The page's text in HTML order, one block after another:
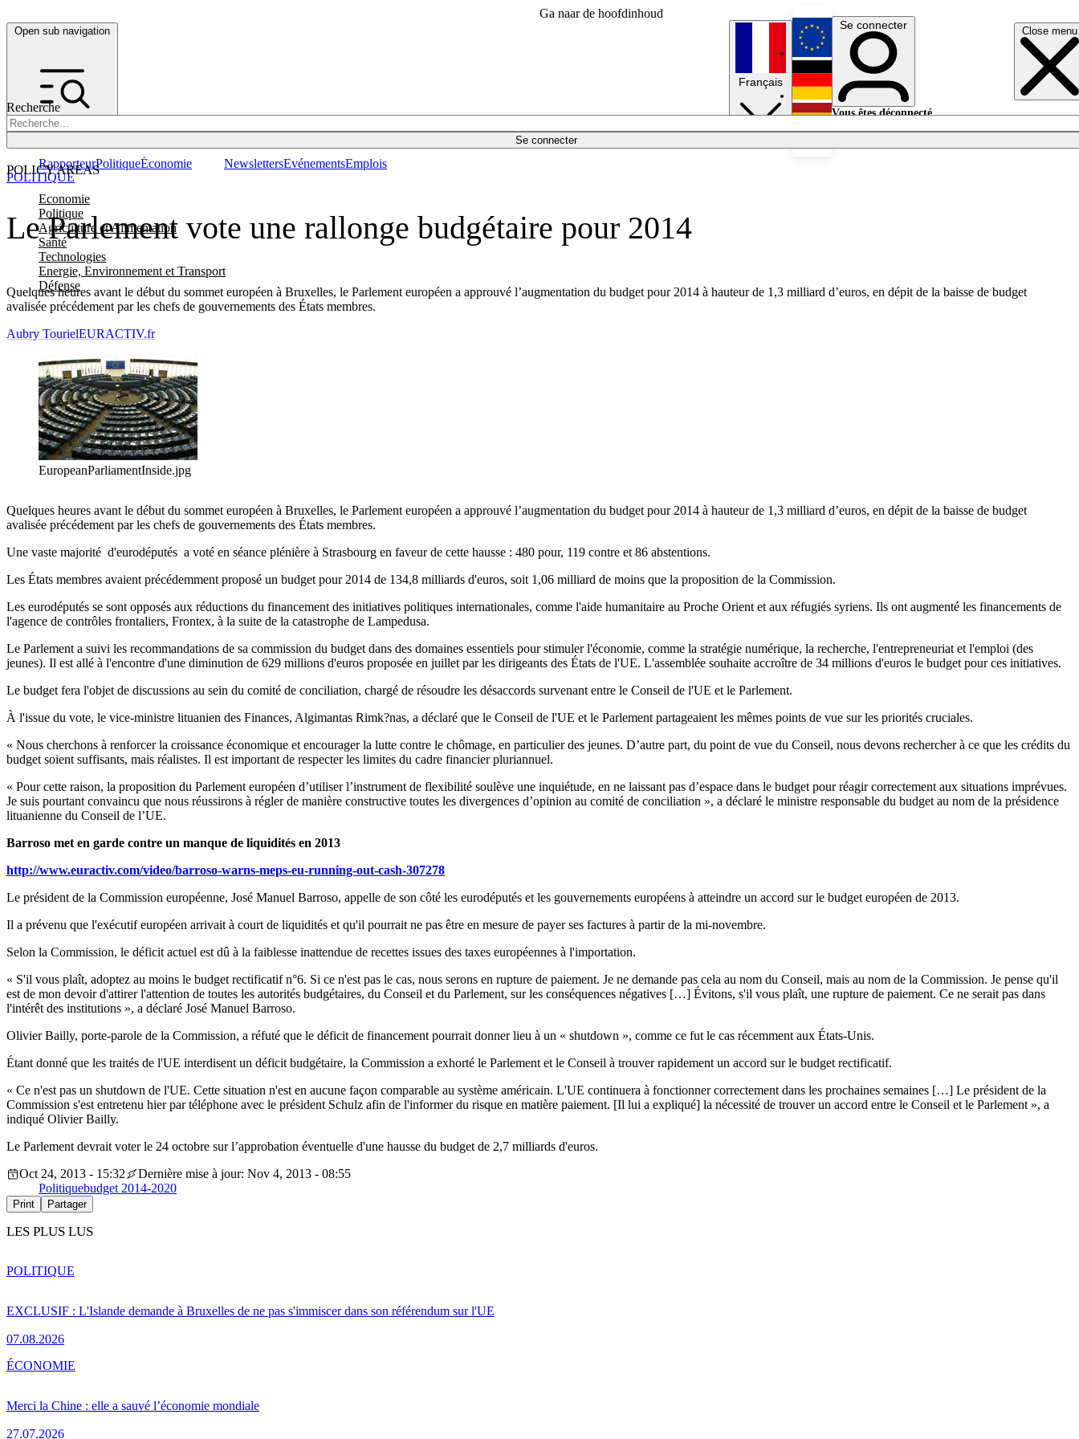
Ga naar de hoofdinhoud
Open sub navigation Close menu
Recherche
Se connecter
POLICY AREAS
Economie
Politique
Agriculture et Alimentation
Santé
Technologies
Energie, Environnement et Transport
Défense
RapporteurPolitiqueÉconomie NewslettersEvénementsEmplois
Français
English
Deutsch
Se connecter
Vous êtes déconnecté.
Le Parlement vote une rallonge budgétaire pour 2014
Quelques heures avant le début du sommet européen à Bruxelles, le Parlement européen a approuvé l’augmentation du budget pour 2014 à hauteur de 1,3 milliard d’euros, en dépit de la baisse de budget
avalisée précédement par les chefs de gouvernements des États membres.
POLITIQUE
Aubry TourielEURACTIV.fr
EuropeanParliamentInside.jpg
Quelques heures avant le début du sommet européen à Bruxelles, le Parlement européen a approuvé l’augmentation du budget pour 2014 à hauteur de 1,3 milliard d’euros, en dépit de la baisse de budget
avalisée précédement par les chefs de gouvernements des États membres.
Une vaste majorité d'eurodéputés a voté en séance plénière à Strasbourg en faveur de cette hausse : 480 pour, 119 contre et 86 abstentions.
Les États membres avaient précédemment proposé un budget pour 2014 de 134,8 milliards d'euros, soit 1,06 milliard de moins que la proposition de la Commission.
Les eurodéputés se sont opposés aux réductions du financement des initiatives politiques internationales, comme l'aide humanitaire au Proche Orient et aux réfugiés syriens. Ils ont augmenté les financements de
l'agence de contrôles frontaliers, Frontex, à la suite de la catastrophe de Lampedusa.
Le Parlement a suivi les recommandations de sa commission du budget dans des domaines essentiels pour stimuler l'économie, comme la stratégie numérique, la recherche, l'entrepreneuriat et l'emploi (des
jeunes). Il est allé à l'encontre d'une diminution de 629 millions d'euros proposée en juillet par les dirigeants des États de l'UE. L'assemblée souhaite accroître de 34 millions d'euros le budget pour ces initiatives.
Le budget fera l'objet de discussions au sein du comité de conciliation, chargé de résoudre les désaccords survenant entre le Conseil de l'UE et le Parlement.
À l'issue du vote, le vice-ministre lituanien des Finances, Algimantas Rimk?nas, a déclaré que le Conseil de l'UE et le Parlement partageaient les mêmes points de vue sur les priorités cruciales.
« Nous cherchons à renforcer la croissance économique et encourager la lutte contre le chômage, en particulier des jeunes. D’autre part, du point de vue du Conseil, nous devons rechercher à ce que les crédits du
budget soient suffisants, mais réalistes. Il est important de respecter les limites du cadre financier pluriannuel.
« Pour cette raison, la proposition du Parlement européen d’utiliser l’instrument de flexibilité soulève une inquiétude, en ne laissant pas d’espace dans le budget pour réagir correctement aux situations imprévues.
Je suis pourtant convaincu que nous réussirons à régler de manière constructive toutes les divergences d’opinion au comité de conciliation », a déclaré le ministre responsable du budget au nom de la présidence
lituanienne du Conseil de l’UE.
Barroso met en garde contre un manque de liquidités en 2013
http://www.euractiv.com/video/barroso-warns-meps-eu-running-out-cash-307278
Le président de la Commission européenne, José Manuel Barroso, appelle de son côté les eurodéputés et les gouvernements européens à atteindre un accord sur le budget européen de 2013.
Il a prévenu que l'exécutif européen arrivait à court de liquidités et qu'il pourrait ne pas être en mesure de payer ses factures à partir de la mi-novembre.
Selon la Commission, le déficit actuel est dû à la faiblesse inattendue de recettes issues des taxes européennes à l'importation.
« S'il vous plaît, adoptez au moins le budget rectificatif n°6. Si ce n'est pas le cas, nous serons en rupture de paiement. Je ne demande pas cela au nom du Conseil, mais au nom de la Commission. Je pense qu'il
est de mon devoir d'attirer l'attention de toutes les autorités budgétaires, du Conseil et du Parlement, sur les conséquences négatives […] Évitons, s'il vous plaît, une rupture de paiement. Ce ne serait pas dans
l'intérêt des institutions », a déclaré José Manuel Barroso.
Olivier Bailly, porte-parole de la Commission, a réfuté que le déficit de financement pourrait donner lieu à un « shutdown », comme ce fut le cas récemment aux États-Unis.
Étant donné que les traités de l'UE interdisent un déficit budgétaire, la Commission a exhorté le Parlement et le Conseil à trouver rapidement un accord sur le budget rectificatif.
« Ce n'est pas un shutdown de l'UE. Cette situation n'est en aucune façon comparable au système américain. L'UE continuera à fonctionner correctement dans les prochaines semaines […] Le président de la
Commission s'est entretenu hier par téléphone avec le président Schulz afin de l'informer du risque en matière paiement. [Il lui a expliqué] la nécessité de trouver un accord entre le Conseil et le Parlement », a
indiqué Olivier Bailly.
Le Parlement devrait voter le 24 octobre sur l’approbation éventuelle d'une hausse du budget de 2,7 milliards d'euros.
Oct 24, 2013 - 15:32
Dernière mise à jour: Nov 4, 2013 - 08:55
Politiquebudget 2014-2020
Print Partager
LES PLUS LUS
EXCLUSIF : L'Islande demande à Bruxelles de ne pas s'immiscer dans son référendum sur l'UE
07.08.2026
POLITIQUE
Merci la Chine : elle a sauvé l’économie mondiale
27.07.2026
ÉCONOMIE